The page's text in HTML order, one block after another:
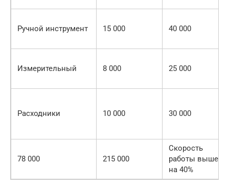
Ручной инструмент 15 000 40 000
Измерительный 8 000 25 000
Расходники 10 000 30 000
78 000 215 000
Скорость
работы выше
на 40%